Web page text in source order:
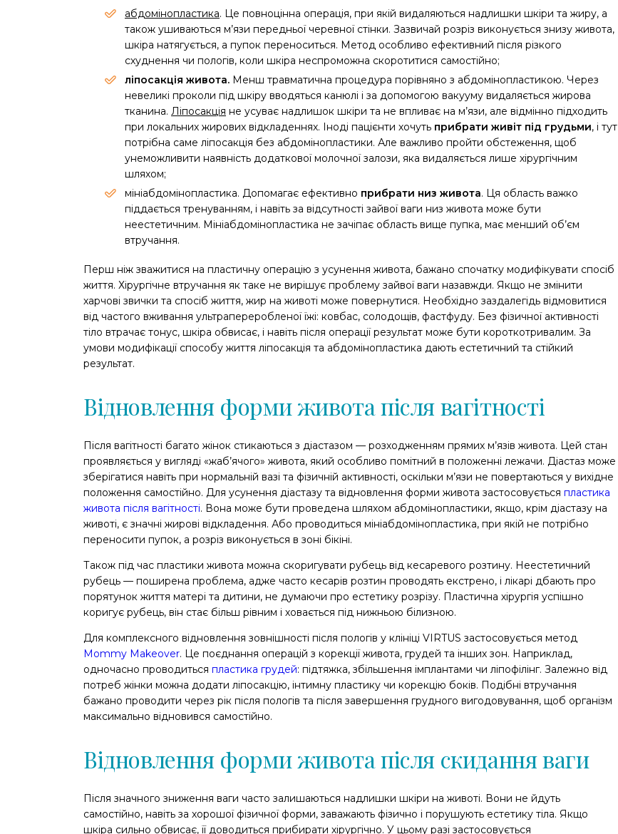
абдомінопластика. Це повноцінна операція, при якій видаляються надлишки шкіри та жиру, а
також ушиваються м’язи передньої черевної стінки. Зазвичай розріз виконується знизу живота,
шкіра натягується, а пупок переноситься. Метод особливо ефективний після різкого
схуднення чи пологів, коли шкіра неспроможна скоротитися самостійно;
ліпосакція живота. Менш травматична процедура порівняно з абдомінопластикою. Через
невеликі проколи під шкіру вводяться канюлі і за допомогою вакууму видаляється жирова
тканина. Ліпосакція не усуває надлишок шкіри та не впливає на м’язи, але відмінно підходить
при локальних жирових відкладеннях. Іноді пацієнти хочуть прибрати живіт під грудьми, і тут
потрібна саме ліпосакція без абдомінопластики. Але важливо пройти обстеження, щоб
унеможливити наявність додаткової молочної залози, яка видаляється лише хірургічним
шляхом;
мініабдомінопластика. Допомагає ефективно прибрати низ живота. Ця область важко
піддається тренуванням, і навіть за відсутності зайвої ваги низ живота може бути
неестетичним. Мініабдомінопластика не зачіпає область вище пупка, має менший об’єм
втручання.
Перш ніж зважитися на пластичну операцію з усунення живота, бажано спочатку модифікувати спосіб
життя. Хірургічне втручання як таке не вирішує проблему зайвої ваги назавжди. Якщо не змінити
харчові звички та спосіб життя, жир на животі може повернутися. Необхідно заздалегідь відмовитися
від частого вживання ультрапереробленої їжі: ковбас, солодощів, фастфуду. Без фізичної активності
тіло втрачає тонус, шкіра обвисає, і навіть після операції результат може бути короткотривалим. За
умови модифікації способу життя ліпосакція та абдомінопластика дають естетичний та стійкий
результат.
Відновлення форми живота після вагітності
Після вагітності багато жінок стикаються з діастазом — розходженням прямих м’язів живота. Цей стан
проявляється у вигляді «жаб’ячого» живота, який особливо помітний в положенні лежачи. Діастаз може
зберігатися навіть при нормальній вазі та фізичній активності, оскільки м’язи не повертаються у вихідне
положення самостійно. Для усунення діастазу та відновлення форми живота застосовується пластика
живота після вагітності. Вона може бути проведена шляхом абдомінопластики, якщо, крім діастазу на
животі, є значні жирові відкладення. Або проводиться мініабдомінопластика, при якій не потрібно
переносити пупок, а розріз виконується в зоні бікіні.
Також під час пластики живота можна скоригувати рубець від кесаревого розтину. Неестетичний
рубець — поширена проблема, адже часто кесарів розтин проводять екстрено, і лікарі дбають про
порятунок життя матері та дитини, не думаючи про естетику розрізу. Пластична хірургія успішно
коригує рубець, він стає більш рівним і ховається під нижньою білизною.
Для комплексного відновлення зовнішності після пологів у клініці VIRTUS застосовується метод
Mommy Makeover. Це поєднання операцій з корекції живота, грудей та інших зон. Наприклад,
одночасно проводиться пластика грудей: підтяжка, збільшення імплантами чи ліпофілінг. Залежно від
потреб жінки можна додати ліпосакцію, інтимну пластику чи корекцію боків. Подібні втручання
бажано проводити через рік після пологів та після завершення грудного вигодовування, щоб організм
максимально відновився самостійно.
Відновлення форми живота після скидання ваги
Після значного зниження ваги часто залишаються надлишки шкіри на животі. Вони не йдуть
самостійно, навіть за хорошої фізичної форми, заважають фізично і порушують естетику тіла. Якщо
шкіра сильно обвисає, її доводиться прибирати хірургічно. У цьому разі застосовується